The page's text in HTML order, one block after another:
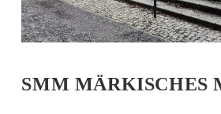
SMM MÄRKISCHES